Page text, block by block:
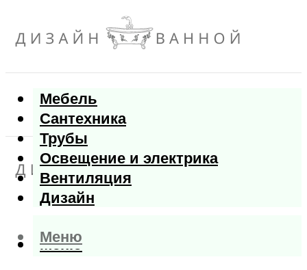
Мебель
Сантехника
Трубы
Освещение и электрика
Вентиляция
Дизайн
Меню
Меню